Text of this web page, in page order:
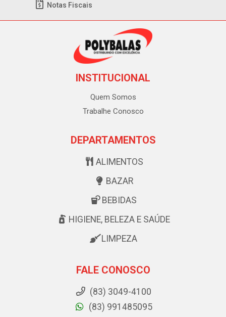
Notas Fiscais
INSTITUCIONAL
Quem Somos
Trabalhe Conosco
DEPARTAMENTOS
ALIMENTOS
BAZAR
BEBIDAS
HIGIENE, BELEZA E SAÚDE
LIMPEZA
FALE CONOSCO
(83) 3049-4100
(83) 991485095